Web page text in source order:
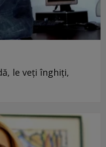
le veţi înghiţi,